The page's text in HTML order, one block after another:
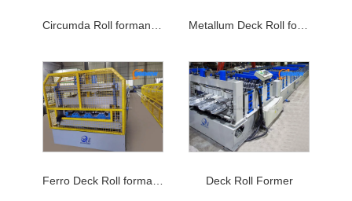
Circumda Roll formans Machina Metallum Deck Roll formans Machina
Ferro Deck Roll formans Machina Deck Roll Former